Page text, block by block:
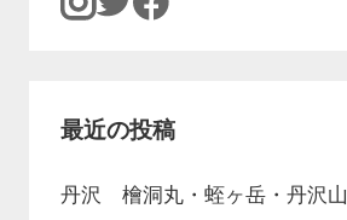
最近の投稿
丹沢 檜洞丸・蛭ヶ岳・丹沢山